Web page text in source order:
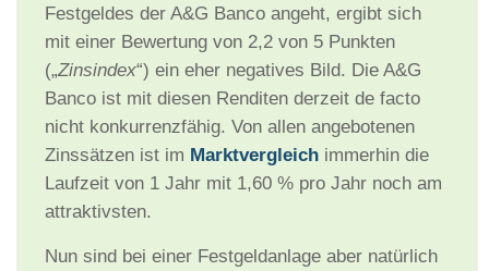
Festgeldes der A&G Banco angeht, ergibt sich
mit einer Bewertung von 2,2 von 5 Punkten
(„Zinsindex“) ein eher negatives Bild. Die A&G
Banco ist mit diesen Renditen derzeit de facto
nicht konkurrenzfähig. Von allen angebotenen
Zinssätzen ist im Marktvergleich immerhin die
Laufzeit von 1 Jahr mit 1,60 % pro Jahr noch am
attraktivsten.
Nun sind bei einer Festgeldanlage aber natürlich